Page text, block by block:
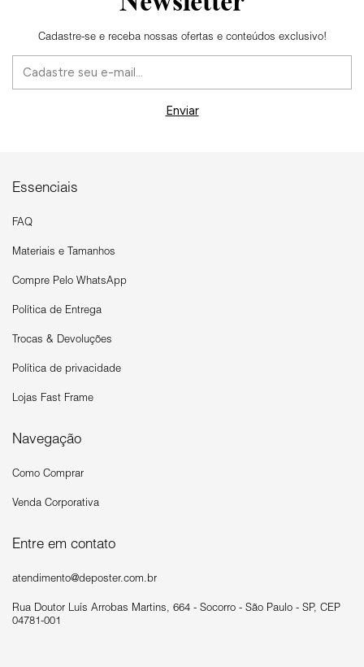
Cadastre-se e receba nossas ofertas e conteúdos exclusivo!
Essenciais
FAQ
Materiais e Tamanhos
Compre Pelo WhatsApp
Política de Entrega
Trocas & Devoluções
Política de privacidade
Lojas Fast Frame
Navegação
Como Comprar
Venda Corporativa
Entre em contato
atendimento@deposter.com.br
Rua Doutor Luís Arrobas Martins, 664 - Socorro - São Paulo - SP, CEP
04781-001